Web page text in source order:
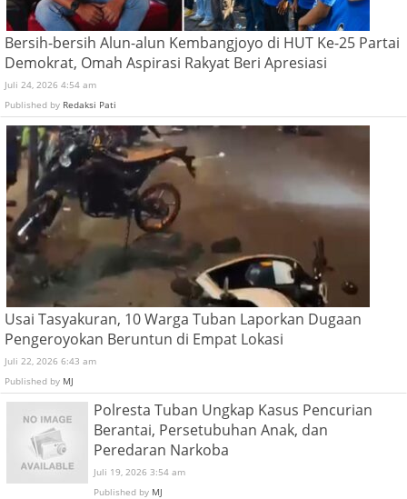
Bersih-bersih Alun-alun Kembangjoyo di HUT Ke-25 Partai
Demokrat, Omah Aspirasi Rakyat Beri Apresiasi
Juli 24, 2026 4:54 am
Published by Redaksi Pati
Usai Tasyakuran, 10 Warga Tuban Laporkan Dugaan
Pengeroyokan Beruntun di Empat Lokasi
Juli 22, 2026 6:43 am
Published by MJ
Polresta Tuban Ungkap Kasus Pencurian
Berantai, Persetubuhan Anak, dan
Peredaran Narkoba
Juli 19, 2026 3:54 am
Published by MJ